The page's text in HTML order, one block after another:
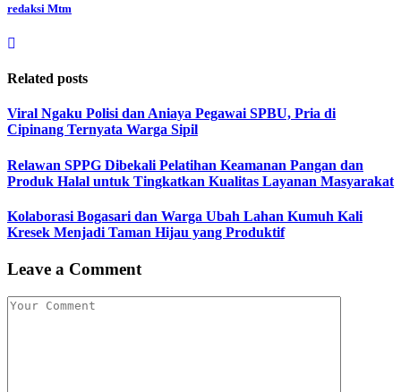
redaksi Mtm
Related posts
Viral Ngaku Polisi dan Aniaya Pegawai SPBU, Pria di
Cipinang Ternyata Warga Sipil
Relawan SPPG Dibekali Pelatihan Keamanan Pangan dan
Produk Halal untuk Tingkatkan Kualitas Layanan Masyarakat
Kolaborasi Bogasari dan Warga Ubah Lahan Kumuh Kali
Kresek Menjadi Taman Hijau yang Produktif
Leave a Comment